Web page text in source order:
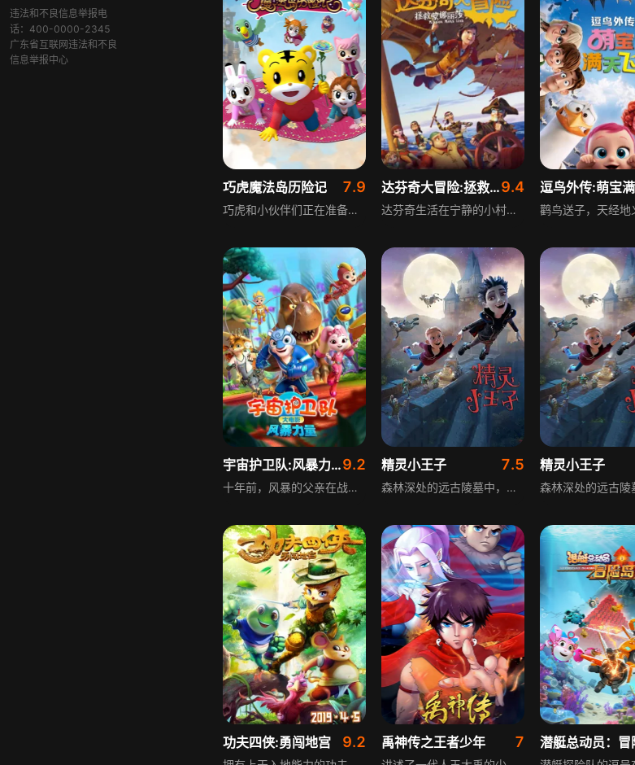
违法和不良信息举报电
话：400-0000-2345
广东省互联网违法和不良
信息举报中心
巧虎魔法岛历险记 7.9
巧虎和小伙伴们正在准备给妈妈的母亲节礼物。一个神秘少年突然出现在他们的面前，并把他们带到了神奇的魔法岛，在那里，生长着一种七色康乃馨，只要对着它许下心愿，再把它送给自己最重要的人，就能梦想成真！魔法岛上的大魔法师想要独占这些康乃馨，巧虎他们能成功阻止大魔法师的邪恶计划吗？大魔法师的真实身份又是什么？一场奇妙的大冒险正等待着巧虎和他的小伙伴们……
达芬奇大冒险:拯救蒙娜丽莎9.4
达芬奇生活在宁静的小村庄，沉迷神奇发明，与好友洛伦佐相伴，爱慕聪慧机敏的蒙娜丽莎。一场大火烧毁蒙娜丽莎家的农田，她的父亲为生计要将她嫁给富有却惹人厌的家伙。达芬奇为解救伙伴，从神秘说书人处得知弗洛伦撒附近海域藏有宝藏，遂与小伙伴踏上冒险旅程，却不知等待他们的是海盗设下的重重圈套。
宇宙护卫队:风暴力量9.2
十年前，风暴的父亲在战斗中被入侵地球的狂岚博士抓走，风暴的家乡蓝虎村也一同消失。如今，风暴已成为宇宙护卫队队长，偶然得知父亲和狂岚博士可能被困在异时空。风暴和伙伴们通过时空缝隙来到异时空，找到消失的蓝虎族，救出失忆的父亲，最终父子合力带领护卫队战胜狂岚博士，保护地球安全。
精灵小王子 7.5
森林深处的远古陵墓中，精灵家族正在筹备一场盛大的生日派对。13岁的小寿星鲁道夫不听爸爸妈妈的话，引来了邪恶的精灵猎人，让族人陷入了猎人的天罗地网中。猎人残暴无情，利用各种高科技武器追杀鲁道夫一家。在逃亡路上，鲁道夫与家人走散，闯进了13岁男孩托尼寄宿的城堡中。和别的人类不同，天真阳光的男孩儿托尼不仅不惧怕精灵，还对鲁道夫十分友好，不仅照顾他，还愿意瞒着爸爸妈妈和鲁道夫一起对抗精灵猎人。可是，鲁道夫的家人却并不信任托尼。直到危急时刻，托尼救了鲁道夫一家，才赢得了精灵们的信任。一次次被两个小孩挫败的精灵猎人气急败坏，决定拿出终极武器，先消灭被困在远古陵墓中的精灵族族人。托尼和鲁道夫不顾自身安危，一次次化解了危机，最后，在家人们的帮助下，彻底打败了邪恶的猎人。终于，精灵和人类跨越了种族的藩篱，成为了好朋友。
精灵小王子
功夫四侠:勇闯地宫 9.2 禹神传之王者少年 7 潜艇总动员：冒